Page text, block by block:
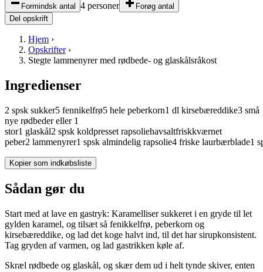
Formindsk antal
4 personer
Forøg antal
Del opskrift
Hjem ›
Opskrifter›
Stegte lammenyrer med rødbede- og glaskålsråkost
Ingredienser
2 spsk sukker5 fennikelfrø5 hele peberkorn1 dl kirsebæreddike3 små
nye rødbeder eller 1
stor1 glaskål2 spsk koldpresset rapsoliehavsaltfriskkværnet
peber2 lammenyrer1 spsk almindelig rapsolie4 friske laurbærblade1
Kopier som indkøbsliste
Sådan gør du
Start med at lave en gastryk: Karamelliser sukkeret i en gryde til let
gylden karamel, og tilsæt så fenikkelfrø, peberkorn og
kirsebæreddike, og lad det koge halvt ind, til det har sirupkonsistent.
Tag gryden af varmen, og lad gastrikken køle af.
Skræl rødbede og glaskål, og skær dem ud i helt tynde skiver, enten